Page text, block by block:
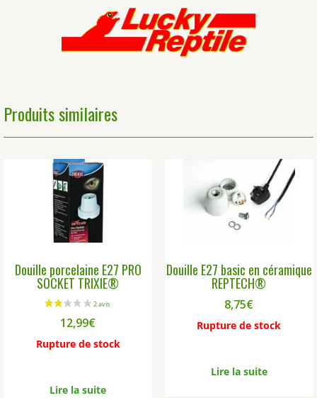
Produits similaires
Douille porcelaine E27 PRO
SOCKET TRIXIE®
12,99€
Rupture de stock
Lire la suite
Douille E27 basic en céramique
REPTECH®
8,75€
Rupture de stock
Lire la suite